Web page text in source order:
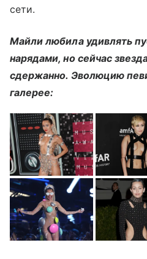
сети.
Майли любила удивлять
нарядами, но сейчас
сдержанно. Эволюцию
галерее: